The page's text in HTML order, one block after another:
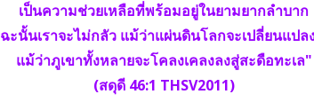
เป็นความช่วยเหลือที่พร้อมอยู่ในยามยากลำบาก
ฉะนั้นเราจะไม่กลัว แม้ว่าแผ่นดินโลกจะเปลี่ยนแปล
แม้ว่าภูเขาทั้งหลายจะโคลงเคลงลงสู่สะดือทะเล"
(สดุดี 46:1 THSV2011)